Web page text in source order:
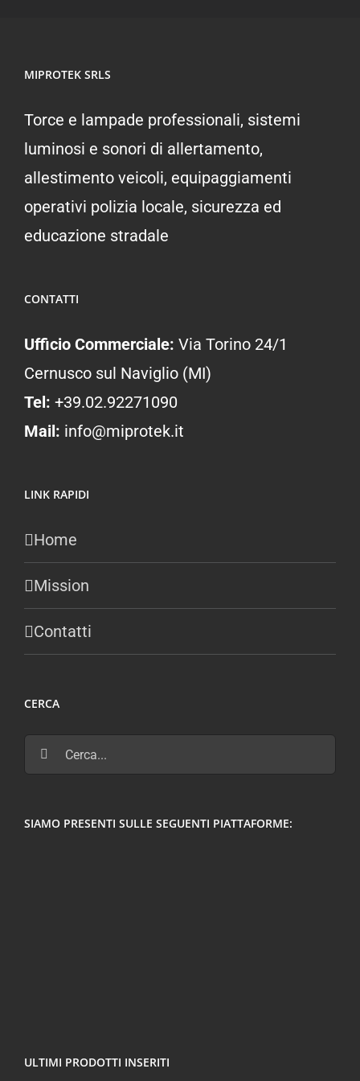
MIPROTEK SRLS
Torce e lampade professionali, sistemi
luminosi e sonori di allertamento,
allestimento veicoli, equipaggiamenti
operativi polizia locale, sicurezza ed
educazione stradale
CONTATTI
Ufficio Commerciale: Via Torino 24/1
Cernusco sul Naviglio (MI)
Tel: +39.02.92271090
Mail: info@miprotek.it
LINK RAPIDI
Home
Mission
Contatti
CERCA
Cerca
per:
SIAMO PRESENTI SULLE SEGUENTI PIATTAFORME:
ULTIMI PRODOTTI INSERITI